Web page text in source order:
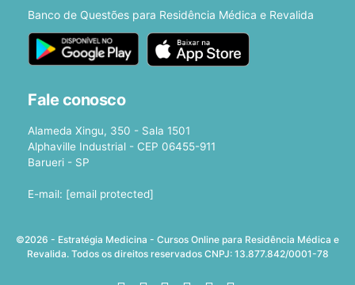
Banco de Questões para Residência Médica e Revalida
Fale conosco
Alameda Xingu, 350 - Sala 1501
Alphaville Industrial - CEP 06455-911
Barueri - SP
E-mail: [email protected]
©2026 - Estratégia Medicina - Cursos Online para Residência Médica e
Revalida. Todos os direitos reservados CNPJ: 13.877.842/0001-78